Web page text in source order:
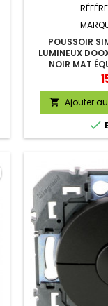
POUSSOIR
LUMINEUX
NOIR MAT
 Ajouter
